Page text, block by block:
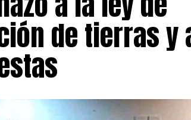
de tierras y